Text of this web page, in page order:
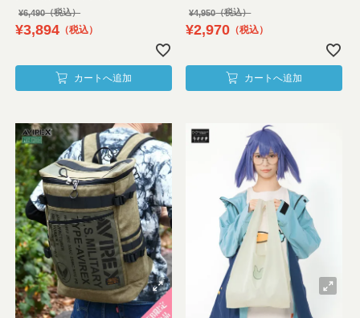
¥6,490
¥3,894 税込
カートへ追加
¥4,950
¥2,970 税込
カートへ追加